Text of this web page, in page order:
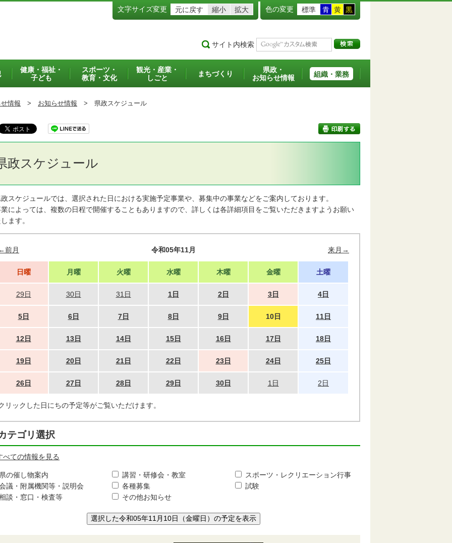
文字サイズ変更 元に戻す 縮小 拡大 色の変更 標準 青 黄 黒
サイト内検索
健康・福祉・
子ども
スポーツ・
教育・文化
観光・産業・
しごと
まちづくり
県政・
お知らせ情報
組織・業務
情報 > お知らせ情報 > 県政スケジュール
政スケジュール
スケジュールでは、選択された日における実施予定事業や、募集中の事業などをご案内しております。
によっては、複数の日程で開催することもありますので、詳しくは各詳細項目をご覧いただきますようお願い
ます。
←前月 令和05年11月 来月→
日曜 月曜 火曜 水曜 木曜 金曜 土曜
29日 30日 31日 1日 2日 3日 4日
5日 6日 7日 8日 9日 10日 11日
12日 13日 14日 15日 16日 17日 18日
19日 20日 21日 22日 23日 24日 25日
26日 27日 28日 29日 30日 1日 2日
リックした日にちの予定等がご覧いただけます。
テゴリ選択
べての情報を見る
県の催し物案内 講習・研修会・教室
スポーツ・レクリエーション行事
議・附属機関等・説明会
各種募集
試験
談・窓口・検査等
その他お知らせ
選択した令和05年11月10日（金曜日）の予定を表示